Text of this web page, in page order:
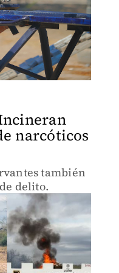
narcóticos
también
delito.